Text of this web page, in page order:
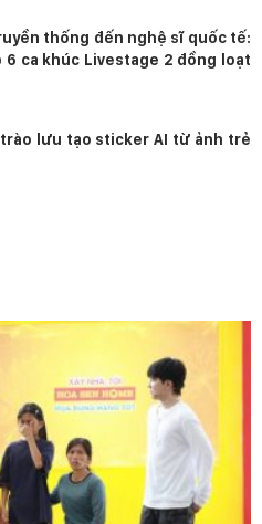
thống đến nghệ sĩ quốc tế:
6 ca khúc Livestage 2 đồng loạt
lưu tạo sticker AI từ ảnh trẻ